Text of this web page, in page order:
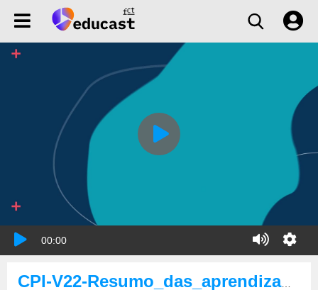
00:00
CPI-V22-Resumo_das_aprendizagens